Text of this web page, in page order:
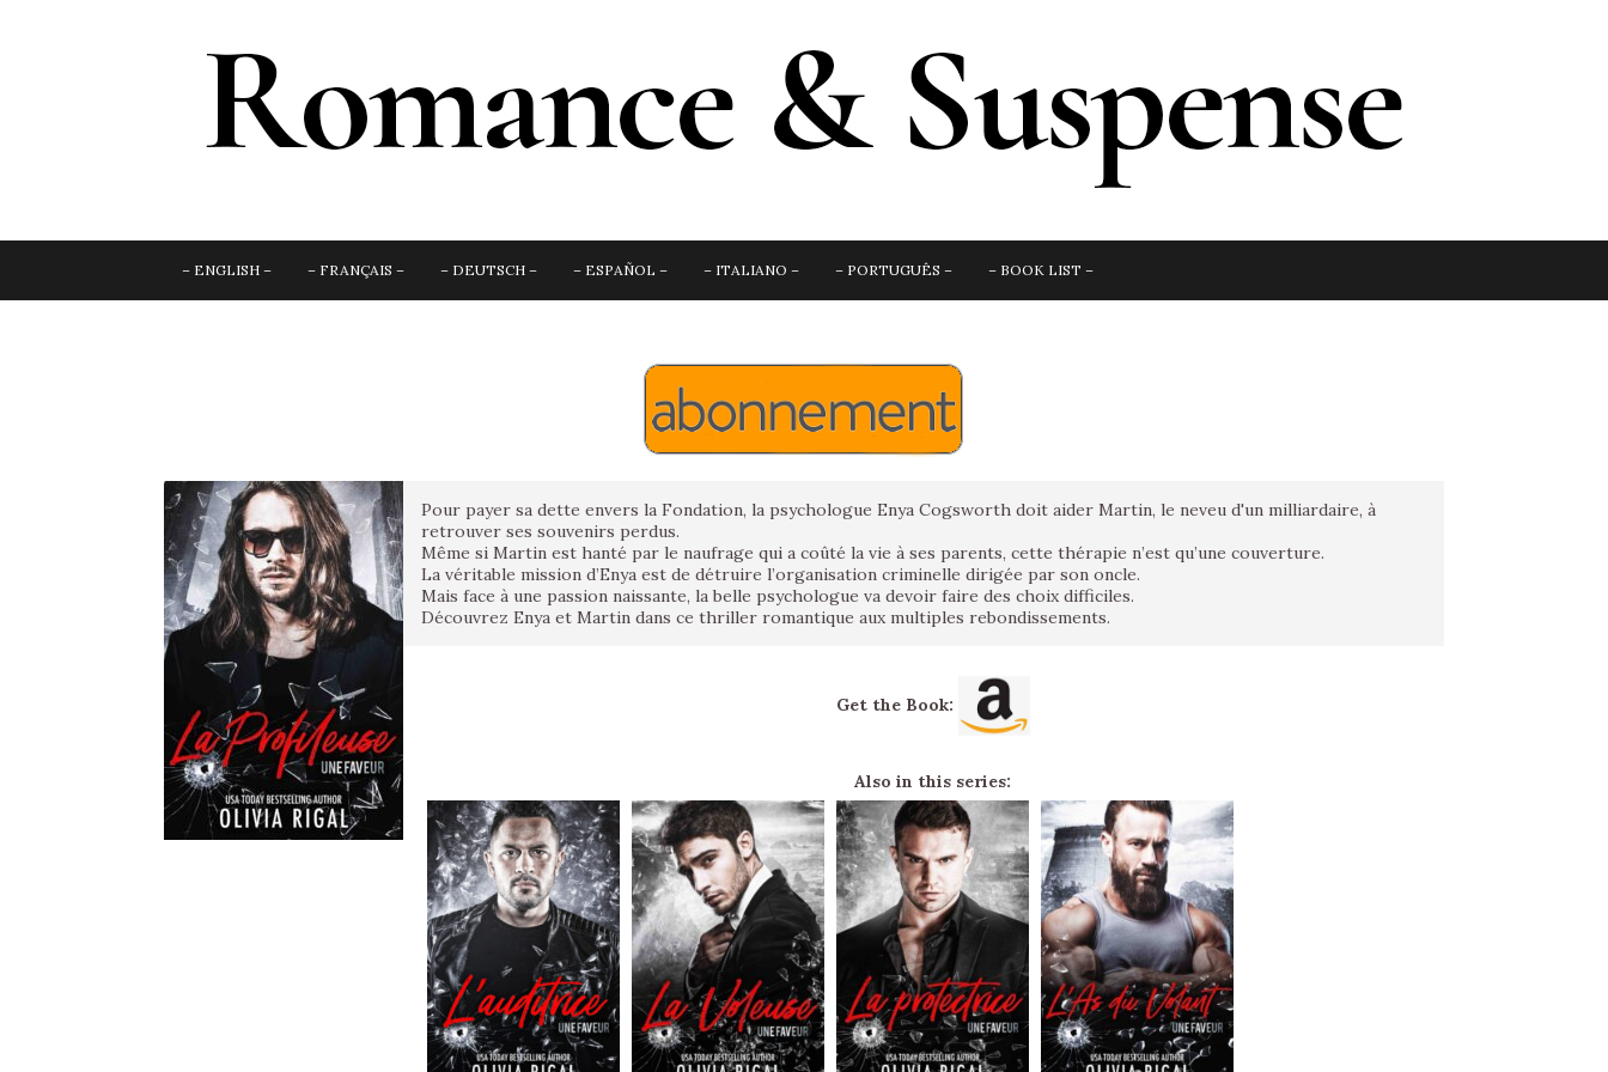
– ENGLISH – – FRANÇAIS – – DEUTSCH – – ESPAÑOL – – ITALIANO – – PORTUGUÊS – – BOOK LIST –
Pour payer sa dette envers la Fondation, la psychologue Enya Cogsworth doit aider Martin, le neveu d'un milliardaire, à
retrouver ses souvenirs perdus.
Même si Martin est hanté par le naufrage qui a coûté la vie à ses parents, cette thérapie n’est qu’une couverture.
La véritable mission d’Enya est de détruire l’organisation criminelle dirigée par son oncle.
Mais face à une passion naissante, la belle psychologue va devoir faire des choix difficiles.
Découvrez Enya et Martin dans ce thriller romantique aux multiples rebondissements.
Get the Book:
Also in this series: